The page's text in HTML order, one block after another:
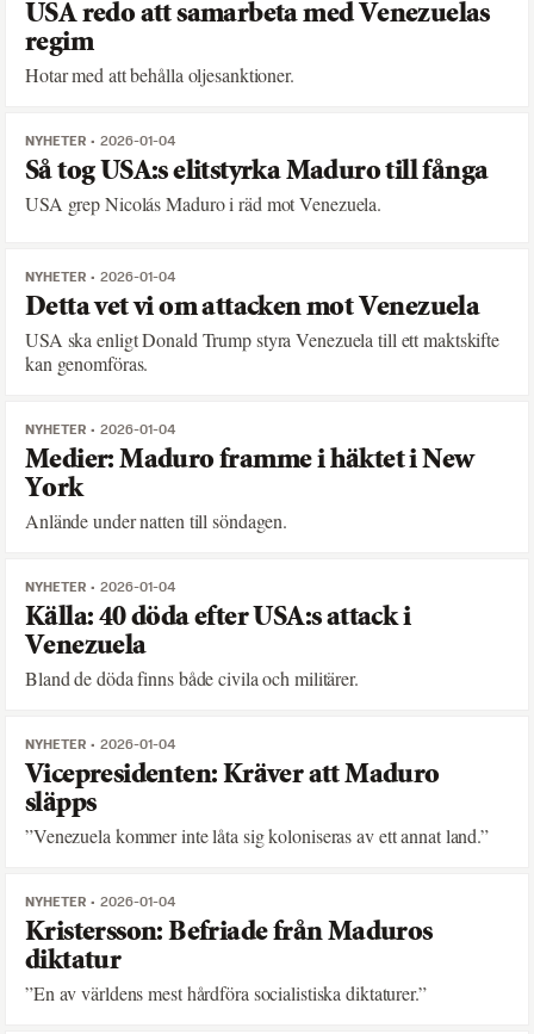
USA redo att samarbeta med Venezuelas
regim
Hotar med att behålla oljesanktioner.
NYHETER 2026-01-04
Så tog USA:s elitstyrka Maduro till fånga
USA grep Nicolás Maduro i räd mot Venezuela.
NYHETER 2026-01-04
Detta vet vi om attacken mot Venezuela
USA ska enligt Donald Trump styra Venezuela till ett maktskifte
kan genomföras.
NYHETER 2026-01-04
Medier: Maduro framme i häktet i New
York
Anlände under natten till söndagen.
NYHETER 2026-01-04
Källa: 40 döda efter USA:s attack i
Venezuela
Bland de döda finns både civila och militärer.
NYHETER 2026-01-04
Vicepresidenten: Kräver att Maduro
släpps
”Venezuela kommer inte låta sig koloniseras av ett annat land.”
NYHETER 2026-01-04
Kristersson: Befriade från Maduros
diktatur
”En av världens mest hårdföra socialistiska diktaturer.”